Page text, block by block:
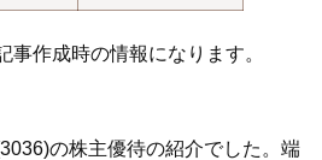
作成時の情報になります。
の株主優待の紹介でした。端